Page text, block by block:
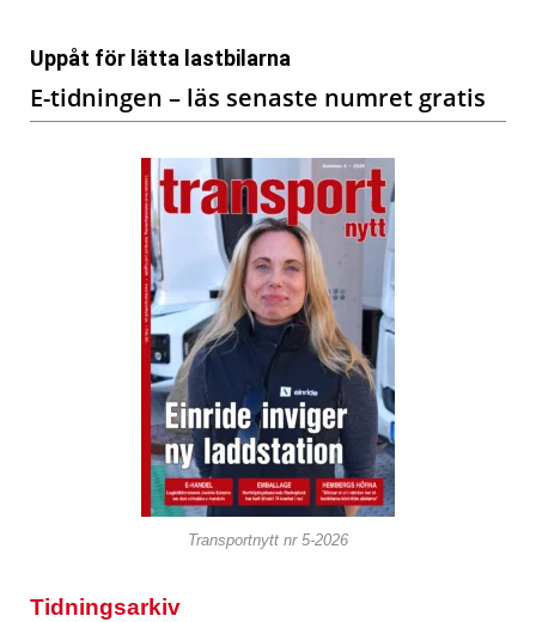
Uppåt för lätta lastbilarna
E-tidningen – läs senaste numret gratis
Transportnytt nr 5-2026
Tidningsarkiv